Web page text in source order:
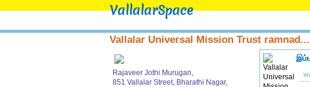
VallalarSpace
Vallalar Universal Mission Trust
Rajaveer Jothi Murugan,
851 Vallalar Street, Bharathi Nagar,